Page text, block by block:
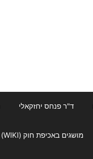
ד"ר פנחס יחזקאלי
מושגים באכיפת חוק (WIKI)